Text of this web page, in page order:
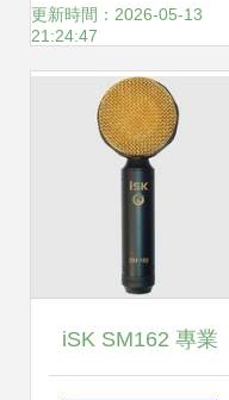
合麥克風與電腦聲
源的專業(yè)錄音
工具
更新時間：2026-05-13
21:24:47
iSK SM162 專業